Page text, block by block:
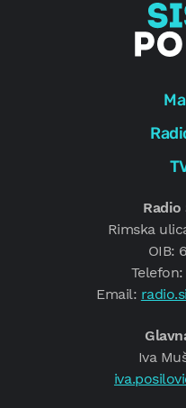
Radio
Rimska
OIB:
Email:
Iva